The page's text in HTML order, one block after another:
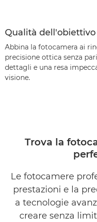
Qualità
Abbina la fotocamera ai
precisione ottica senza
dettagli e una resa
visione.
Trova la
Le fotocamere
prestazioni e la
a tecnologie
creare senza